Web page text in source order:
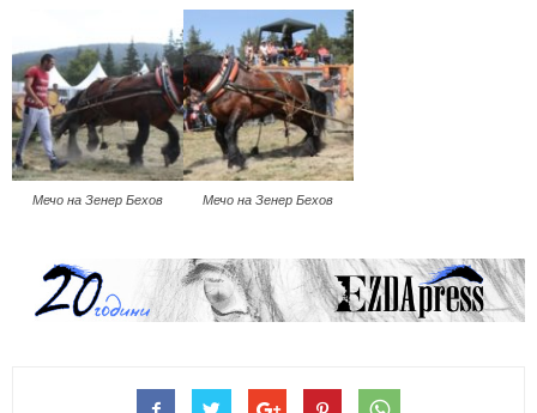
Мечо на Зенер Бехов Мечо на Зенер Бехов